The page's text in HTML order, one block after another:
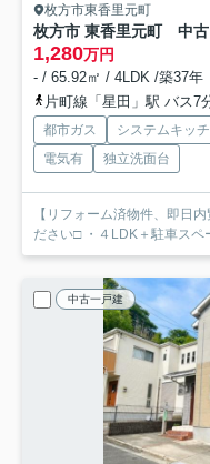
枚方市東香里元町
枚方市 東香里元町 中古
1,280万円
- / 65.92㎡ / 4LDK /築37年
片町線「星田」駅 バス7
都市ガス システムキッ
電気有
独立洗面台
【リフォーム済物件、即日
ださい□ ・４LDK＋駐車スペ
中古一戸建